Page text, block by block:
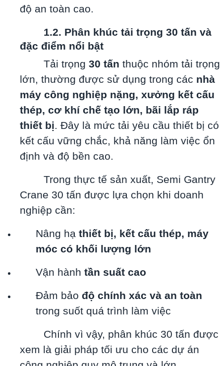
độ an toàn cao.
1.2. Phân khúc tải trọng 30 tấn và
đặc điểm nổi bật
Tải trọng 30 tấn thuộc nhóm tải trọng
lớn, thường được sử dụng trong các nhà
máy công nghiệp nặng, xưởng kết cấu
thép, cơ khí chế tạo lớn, bãi lắp ráp
thiết bị. Đây là mức tải yêu cầu thiết bị có
kết cấu vững chắc, khả năng làm việc ổn
định và độ bền cao.
Trong thực tế sản xuất, Semi Gantry
Crane 30 tấn được lựa chọn khi doanh
nghiệp cần:
Nâng hạ thiết bị, kết cấu thép, máy
móc có khối lượng lớn
Vận hành tần suất cao
Đảm bảo độ chính xác và an toàn
trong suốt quá trình làm việc
Chính vì vậy, phân khúc 30 tấn được
xem là giải pháp tối ưu cho các dự án